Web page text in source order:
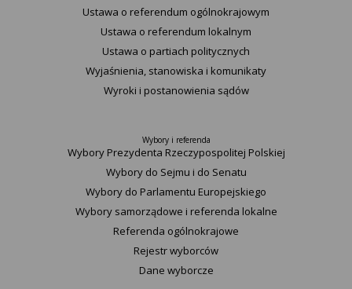
Ustawa o referendum ogólnokrajowym
Ustawa o referendum lokalnym
Ustawa o partiach politycznych
Wyjaśnienia, stanowiska i komunikaty
Wyroki i postanowienia sądów
Wybory i referenda
Wybory Prezydenta Rzeczypospolitej Polskiej
Wybory do Sejmu i do Senatu
Wybory do Parlamentu Europejskiego
Wybory samorządowe i referenda lokalne
Referenda ogólnokrajowe
Rejestr wyborców
Dane wyborcze